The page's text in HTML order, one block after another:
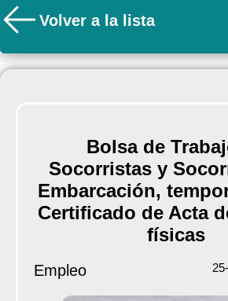
Volver a la lista
Bolsa de
Socorristas y
Embarcación,
Certificado de Acta
físicas
Empleo